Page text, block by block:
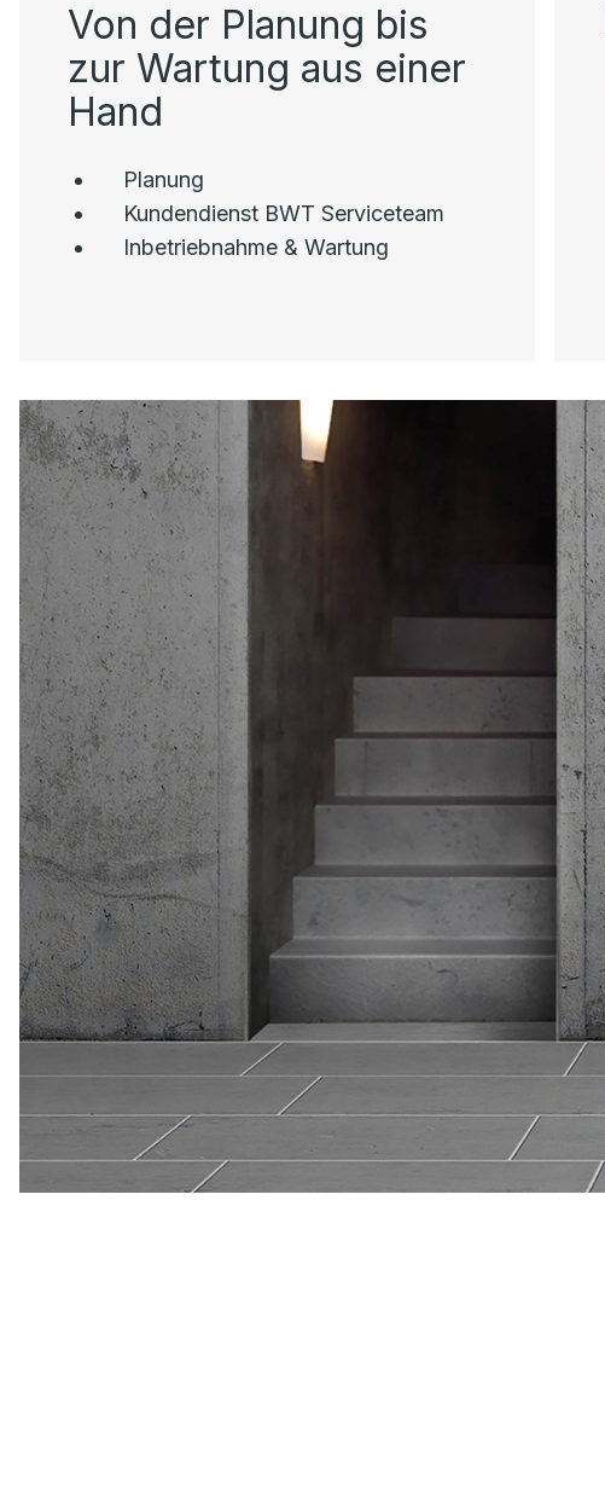
Von der Planung bis
zur Wartung aus einer
Hand
Planung
Kundendienst BWT Serviceteam
Inbetriebnahme & Wartung